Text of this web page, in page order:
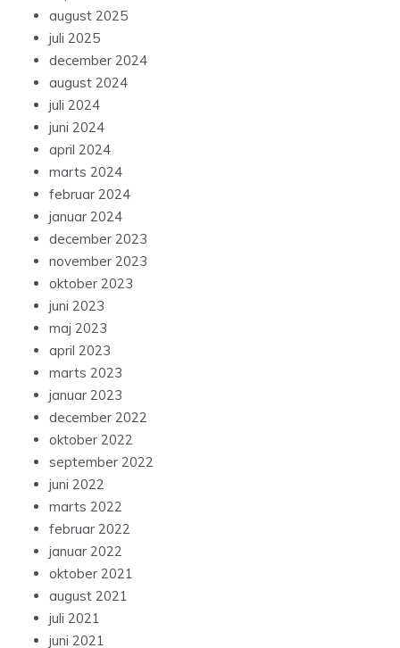
august 2025
juli 2025
december 2024
august 2024
juli 2024
juni 2024
april 2024
marts 2024
februar 2024
januar 2024
december 2023
november 2023
oktober 2023
juni 2023
maj 2023
april 2023
marts 2023
januar 2023
december 2022
oktober 2022
september 2022
juni 2022
marts 2022
februar 2022
januar 2022
oktober 2021
august 2021
juli 2021
juni 2021